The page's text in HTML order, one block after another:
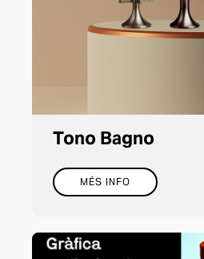
Tono Bagno
MÉS INFO